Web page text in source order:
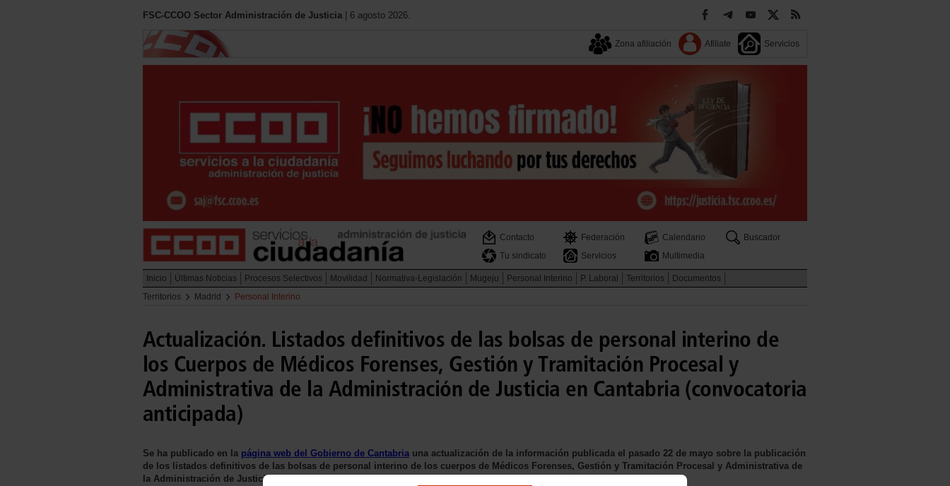
FSC-CCOO Sector Administración de Justicia | 6 agosto 2026.
Zona afiliación Afiliate Servicios
Contacto Federación Calendario
Buscador
Tu sindicato
Servicios Multimedia
Inicio Últimas Noticias Procesos Selectivos Movilidad Normativa-Legislación Mugeju Personal Interino P. Laboral Territorios
Documentos
Territorios
Madrid Personal Interino
Actualización. Listados definitivos de las bolsas de personal interino de
los Cuerpos de Médicos Forenses, Gestión y Tramitación Procesal y
Administrativa de la Administración de Justicia en Cantabria (convocatoria
anticipada)
Se ha publicado en la página web del Gobierno de Cantabria una actualización de la información publicada el pasado 22 de mayo sobre la publicación
de los listados definitivos de las bolsas de personal interino de los cuerpos de Médicos Forenses, Gestión y Tramitación Procesal y Administrativa de
la Administración de Justicia en Cantabria (convocatoria anticipada)